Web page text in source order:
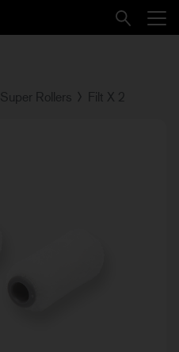
Super Rollers Filt X 2